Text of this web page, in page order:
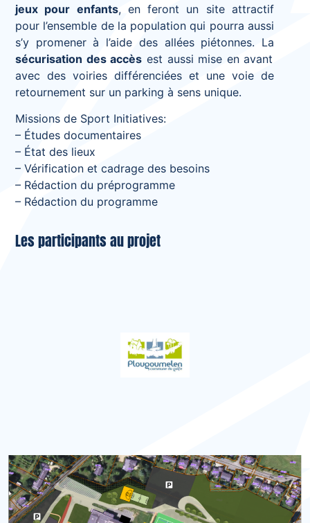
jeux pour enfants, en feront un site attractif
pour l’ensemble de la population qui pourra aussi
s’y promener à l’aide des allées piétonnes. La
sécurisation des accès est aussi mise en avant
avec des voiries différenciées et une voie de
retournement sur un parking à sens unique.
Missions de Sport Initiatives:
– Études documentaires
– État des lieux
– Vérification et cadrage des besoins
– Rédaction du préprogramme
– Rédaction du programme
Les participants au projet